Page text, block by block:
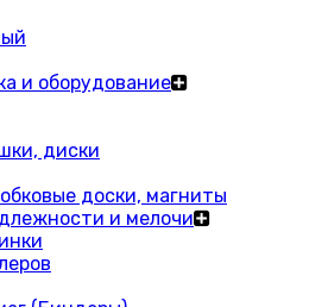
и оборудование
диски
доски, магниты
и мелочи